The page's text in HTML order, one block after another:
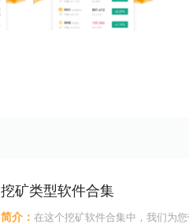
挖矿类型软件合集
简介： 在这个挖矿软件合集中，我们为